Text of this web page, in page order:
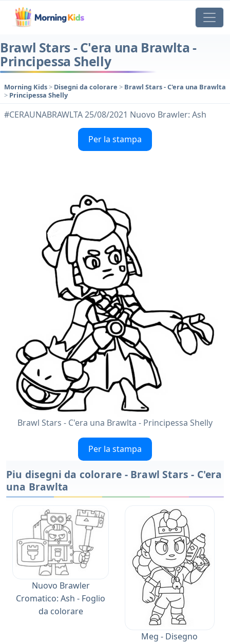
Brawl Stars - C'era una Brawlta -
Principessa Shelly
Morning Kids> Disegni da colorare > Brawl Stars - C'era una Brawlta
> Principessa Shelly
#CERAUNABRAWLTA 25/08/2021 Nuovo Brawler: Ash
Per la stampa
Brawl Stars - C'era una Brawlta - Principessa Shelly
Per la stampa
Piu disegni da colorare - Brawl Stars - C'era
una Brawlta
Nuovo Brawler
Cromatico: Ash - Foglio
da colorare
Meg - Disegno